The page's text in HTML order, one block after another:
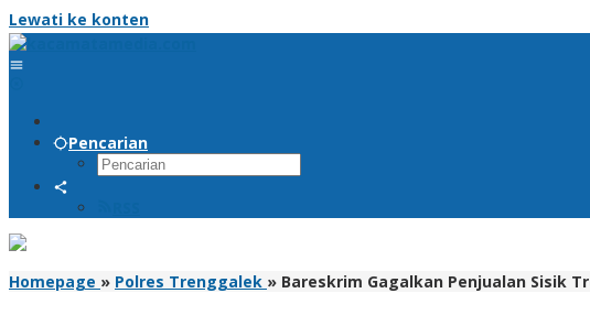
Lewati ke konten
Pencarian
Homepage » Polres Trenggalek » Bareskrim Gagalkan Penjualan Sisik